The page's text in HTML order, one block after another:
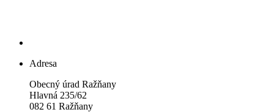
Adresa
Obecný úrad Ražňany
Hlavná 235/62
082 61 Ražňany